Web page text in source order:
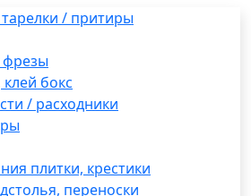
/ притиры
бокс
/ расходники
плитки, крестики
переноски